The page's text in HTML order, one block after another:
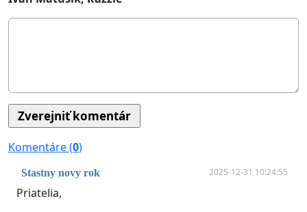
Komentáre (0)
Stastny novy rok 2025-12-31 10:24:55
Priatelia,